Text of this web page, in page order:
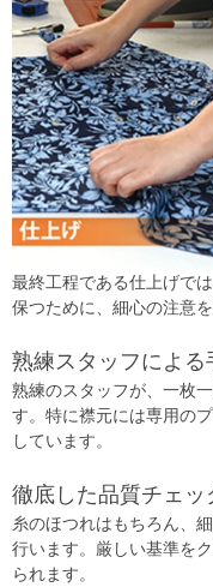
最終工程である仕上げで
保つために、細心の注意を
熟練スタッフによ
熟練のスタッフが、一枚
す。特に襟元には専用の
しています。
徹底した品質チェ
糸のほつれはもちろん、
行います。厳しい基準を
られます。